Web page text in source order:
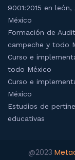
9001:2015 en
México
Formación de
campeche y todo
Curso e
todo México
Curso e
México
Estudios de
educativas
@2023